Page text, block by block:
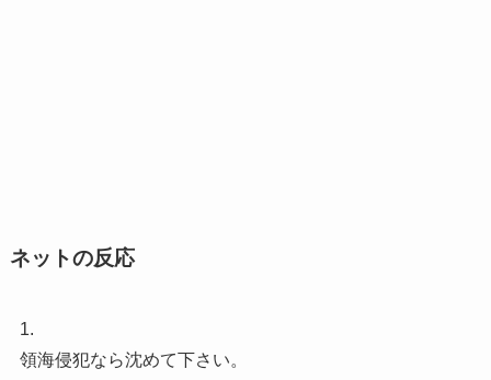
ネットの反応
1.
領海侵犯なら沈めて下さい。